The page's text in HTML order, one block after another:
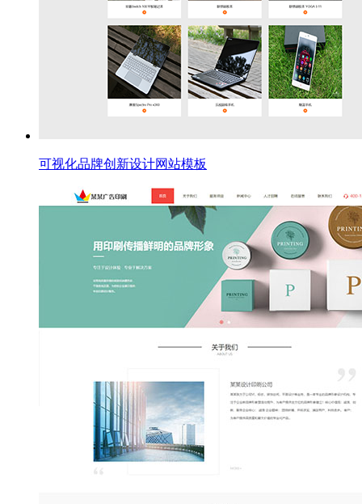
可视化品牌创新设计网站模板